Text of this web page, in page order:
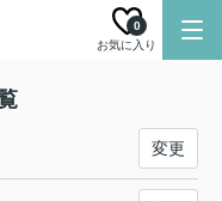
お気に入り
0
変更